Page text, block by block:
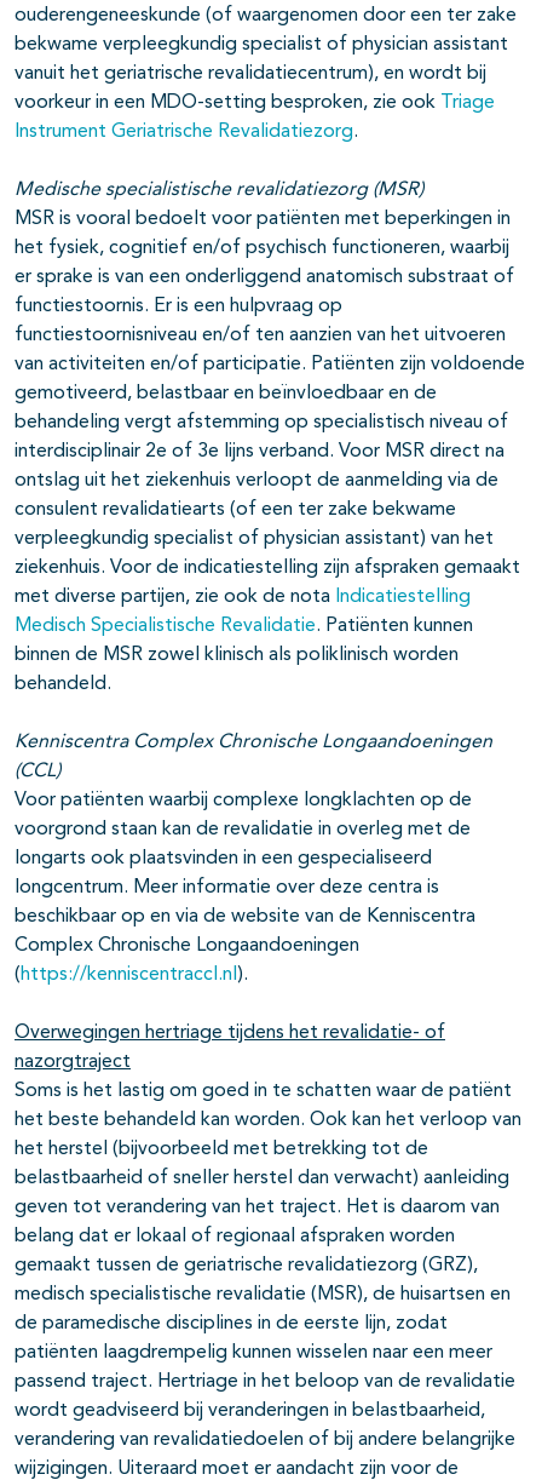
ouderengeneeskunde (of waargenomen door een ter zake
bekwame verpleegkundig specialist of physician assistant
vanuit het geriatrische revalidatiecentrum), en wordt bij
voorkeur in een MDO-setting besproken, zie ook
Triage
Instrument Geriatrische Revalidatiezorg.
Medische specialistische revalidatiezorg (MSR)
MSR is vooral bedoelt voor patiënten met beperkingen in
het fysiek, cognitief en/of psychisch functioneren, waarbij
er sprake is van een onderliggend anatomisch substraat of
functiestoornis. Er is een hulpvraag op
functiestoornisniveau en/of ten aanzien van het uitvoeren
van activiteiten en/of participatie. Patiënten zijn voldoende
gemotiveerd, belastbaar en beïnvloedbaar en de
behandeling vergt afstemming op specialistisch niveau of
interdisciplinair 2e of 3e lijns verband. Voor MSR direct na
ontslag uit het ziekenhuis verloopt de aanmelding via de
consulent revalidatiearts (of een ter zake bekwame
verpleegkundig specialist of physician assistant) van het
ziekenhuis. Voor de indicatiestelling zijn afspraken gemaakt
met diverse partijen, zie ook de nota Indicatiestelling
Medisch Specialistische Revalidatie. Patiënten kunnen
binnen de MSR zowel klinisch als poliklinisch worden
behandeld.
Kenniscentra Complex Chronische Longaandoeningen
(CCL)
Voor patiënten waarbij complexe longklachten op de
voorgrond staan kan de revalidatie in overleg met de
longarts ook plaatsvinden in een gespecialiseerd
longcentrum. Meer informatie over deze centra is
beschikbaar op en via de website van de Kenniscentra
Complex Chronische Longaandoeningen
( https://kenniscentraccl.nl ).
Overwegingen hertriage tijdens het revalidatie- of
nazorgtraject
Soms is het lastig om goed in te schatten waar de patiënt
het beste behandeld kan worden. Ook kan het verloop van
het herstel (bijvoorbeeld met betrekking tot de
belastbaarheid of sneller herstel dan verwacht) aanleiding
geven tot verandering van het traject. Het is daarom van
belang dat er lokaal of regionaal afspraken worden
gemaakt tussen de geriatrische revalidatiezorg (GRZ),
medisch specialistische revalidatie (MSR), de huisartsen en
de paramedische disciplines in de eerste lijn, zodat
patiënten laagdrempelig kunnen wisselen naar een meer
passend traject. Hertriage in het beloop van de revalidatie
wordt geadviseerd bij veranderingen in belastbaarheid,
verandering van revalidatiedoelen of bij andere belangrijke
wijzigingen. Uiteraard moet er aandacht zijn voor de